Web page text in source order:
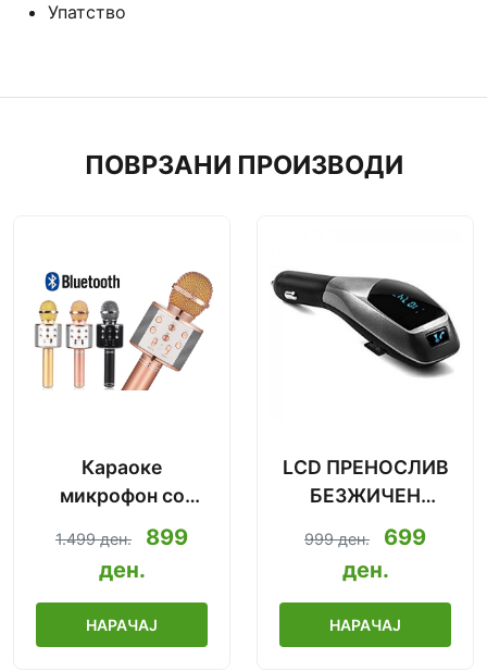
Упатство
ПОВРЗАНИ ПРОИЗВОДИ
Караоке
микрофон со
Bluetooth
2019.Ново!
1.499 ден.
899
ден.
НАРАЧАЈ
LCD ПРЕНОСЛИВ
БЕЗЖИЧЕН
МЕДИЈАЛЕН
УРЕД
999 ден.
699
ден.
НАРАЧАЈ